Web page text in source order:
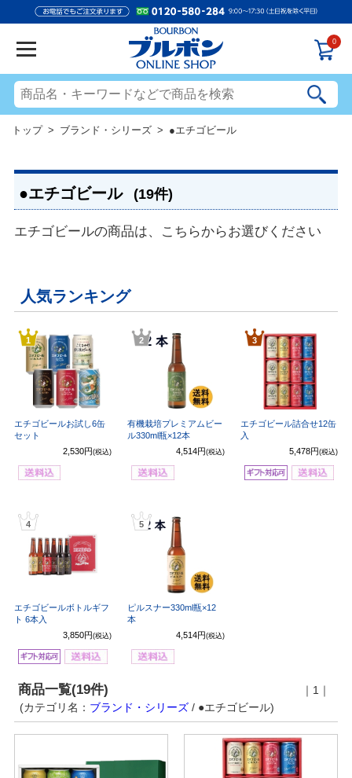
0
トップ> ブランド・シリーズ > ●エチゴビール
●エチゴビール (19件)
エチゴビールの商品は、こちらからお選びください
人気ランキング
1
エチゴビールお試し6缶
セット
2,530円 (税込)
2
有機栽培プレミアムビー
ル330ml瓶×12本
4,514円 (税込)
3
エチゴビール詰合せ12缶
入
5,478円(税込)
4
エチゴビールボトルギフ
ト 6本入
3,850円 (税込)
5
ピルスナー330ml瓶×12
本
4,514円 (税込)
商品一覧(19件)
｜1｜
(カテゴリ名： ブランド・シリーズ/ ●エチゴビール)